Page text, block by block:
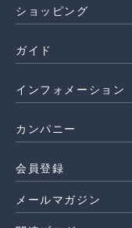
ショッピング
ガイド
インフォメーション
カンパニー
会員登録
メールマガジン